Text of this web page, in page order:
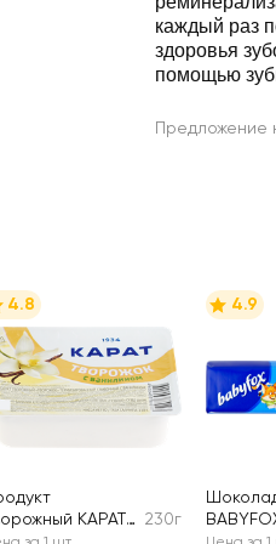
каждый раз
здоровья
помощью
Предложение
4.8
КАРАТ
230г
4.9